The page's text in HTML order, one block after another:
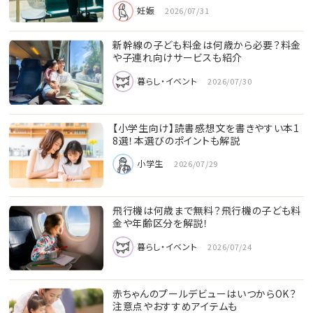
妊娠 2026/07/31
新幹線の子ども料金は何歳から必要？料金
や子連れ向けサービスも紹介
暮らし・イベント 2026/07/30
【小学生向け】読書感想文を書きやすい本1
8選！本選びのポイントも解説
小学生 2026/07/29
飛行機は何歳まで無料？飛行機の子ども料
金や年齢区分を解説！
暮らし・イベント 2026/07/24
赤ちゃんのプールデビューはいつからOK？
注意点やおすすめアイテムも